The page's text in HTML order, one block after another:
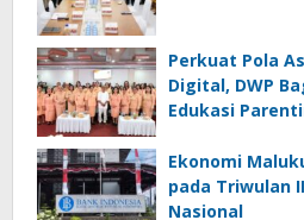
Perkuat Pola
Digital, DWP
Edukasi
Ekonomi
pada Triwulan
Nasional